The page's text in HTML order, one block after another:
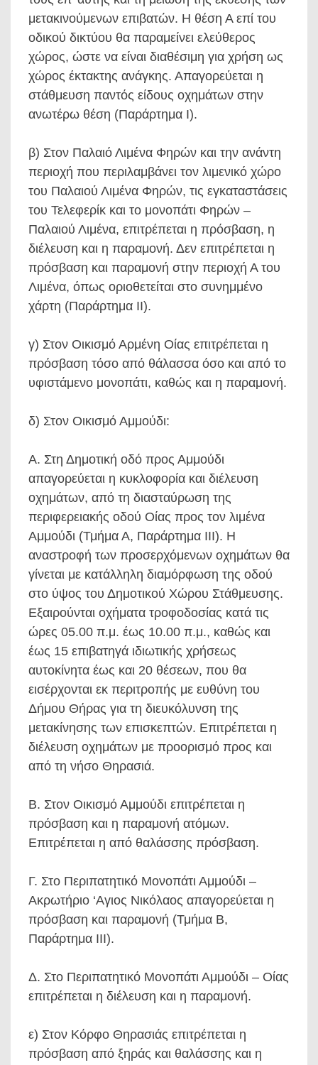
μετακινούμενων επιβατών. Η θέση Α επί του
οδικού δικτύου θα παραμείνει ελεύθερος
χώρος, ώστε να είναι διαθέσιμη για χρήση ως
χώρος έκτακτης ανάγκης. Απαγορεύεται η
στάθμευση παντός είδους οχημάτων στην
ανωτέρω θέση (Παράρτημα Ι).
β) Στον Παλαιό Λιμένα Φηρών και την ανάντη
περιοχή που περιλαμβάνει τον λιμενικό χώρο
του Παλαιού Λιμένα Φηρών, τις εγκαταστάσεις
του Τελεφερίκ και το μονοπάτι Φηρών –
Παλαιού Λιμένα, επιτρέπεται η πρόσβαση, η
διέλευση και η παραμονή. Δεν επιτρέπεται η
πρόσβαση και παραμονή στην περιοχή Α του
Λιμένα, όπως οριοθετείται στο συνημμένο
χάρτη (Παράρτημα ΙΙ).
γ) Στον Οικισμό Αρμένη Οίας επιτρέπεται η
πρόσβαση τόσο από θάλασσα όσο και από το
υφιστάμενο μονοπάτι, καθώς και η παραμονή.
δ) Στον Οικισμό Αμμούδι:
Α. Στη Δημοτική οδό προς Αμμούδι
απαγορεύεται η κυκλοφορία και διέλευση
οχημάτων, από τη διασταύρωση της
περιφερειακής οδού Οίας προς τον λιμένα
Αμμούδι (Τμήμα Α, Παράρτημα ΙΙΙ). Η
αναστροφή των προσερχόμενων οχημάτων θα
γίνεται με κατάλληλη διαμόρφωση της οδού
στο ύψος του Δημοτικού Χώρου Στάθμευσης.
Εξαιρούνται οχήματα τροφοδοσίας κατά τις
ώρες 05.00 π.μ. έως 10.00 π.μ., καθώς και
έως 15 επιβατηγά ιδιωτικής χρήσεως
αυτοκίνητα έως και 20 θέσεων, που θα
εισέρχονται εκ περιτροπής με ευθύνη του
Δήμου Θήρας για τη διευκόλυνση της
μετακίνησης των επισκεπτών. Επιτρέπεται η
διέλευση οχημάτων με προορισμό προς και
από τη νήσο Θηρασιά.
Β. Στον Οικισμό Αμμούδι επιτρέπεται η
πρόσβαση και η παραμονή ατόμων.
Επιτρέπεται η από θαλάσσης πρόσβαση.
Γ. Στο Περιπατητικό Μονοπάτι Αμμούδι –
Ακρωτήριο ‘Αγιος Νικόλαος απαγορεύεται η
πρόσβαση και παραμονή (Τμήμα Β,
Παράρτημα ΙΙΙ).
Δ. Στο Περιπατητικό Μονοπάτι Αμμούδι – Οίας
επιτρέπεται η διέλευση και η παραμονή.
ε) Στον Κόρφο Θηρασιάς επιτρέπεται η
πρόσβαση από ξηράς και θαλάσσης και η